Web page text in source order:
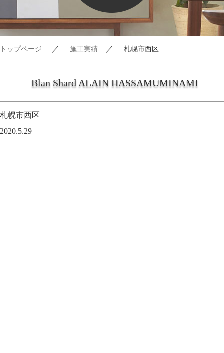
トップページ ／ 施工実績 ／ 札幌市西区
Blan Shard ALAIN HASSAMUMINAMI
札幌市西区
2020.5.29